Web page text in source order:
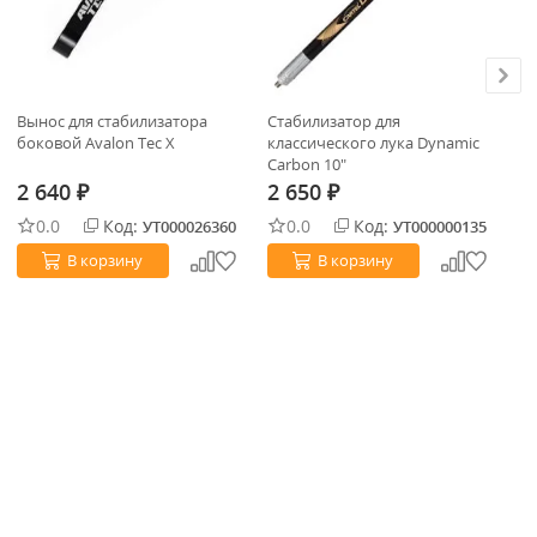
Вынос для стабилизатора
боковой Avalon Tec X
2 640 ₽
0.0 Код: УТ000026360
В корзину
Стабилизатор для
классического лука Dynamic
Carbon 10"
2 650 ₽
0.0 Код: УТ000000135
В корзину